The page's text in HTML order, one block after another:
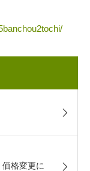
格変更に